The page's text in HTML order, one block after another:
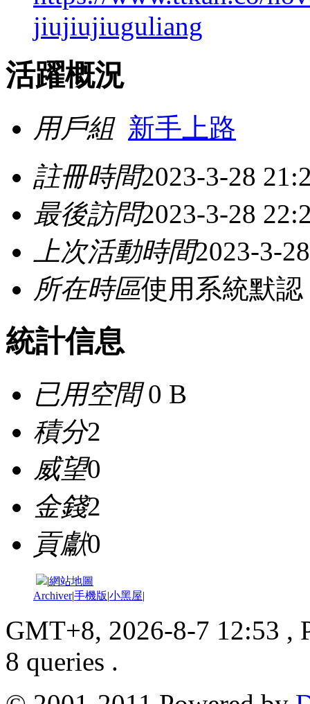
jiujiujiuguliang
活躍概況
用戶組 新手上路
註冊時間2023-3-28
最後訪問2023-3-28
上次活動時間2023-3-
所在時區使用系統默認
統計信息
已用空間0 B
積分2
威望0
金錢2
貢獻0
|網站地圖
Archiver|手機版|小黑屋|
GMT+8, 2026-8-7 12:53 ,
8 queries .